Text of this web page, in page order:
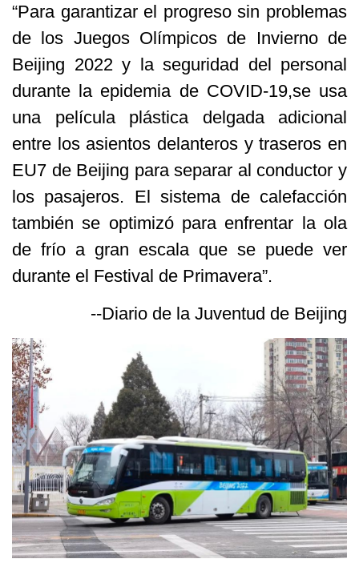
“Para garantizar el progreso sin problemas
de los Juegos Olímpicos de Invierno de
Beijing 2022 y la seguridad del personal
durante la epidemia de COVID-19,se usa
una película plástica delgada adicional
entre los asientos delanteros y traseros en
EU7 de Beijing para separar al conductor y
los pasajeros. El sistema de calefacción
también se optimizó para enfrentar la ola
de frío a gran escala que se puede ver
durante el Festival de Primavera”.
--Diario de la Juventud de Beijing